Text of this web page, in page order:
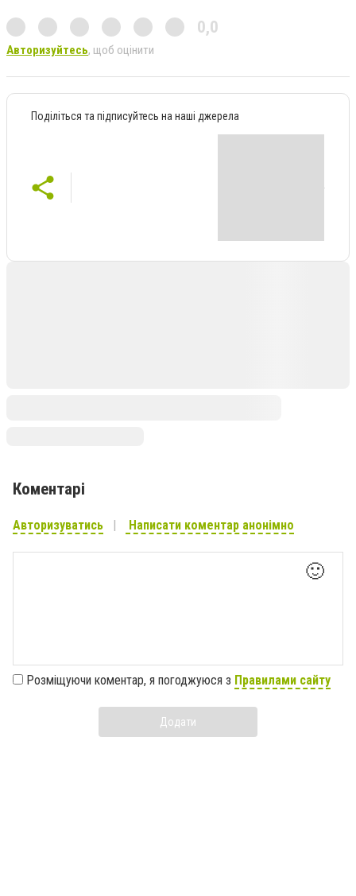
0,0
Авторизуйтесь, щоб оцінити
Поділіться та підписуйтесь на наші джерела
Коментарі
Авторизуватись Написати коментар анонімно
🙂
Розміщуючи коментар, я погоджуюся з Правилами сайту
Додати